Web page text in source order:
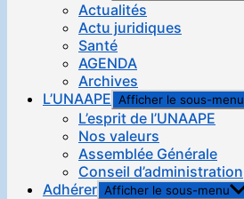
Actualités
Actu juridiques
Santé
AGENDA
Archives
L’UNAAPE Afficher le sous-menu
L’esprit de l’UNAAPE
Nos valeurs
Assemblée Générale
Conseil d’administration
Adhérer Afficher le sous-menu